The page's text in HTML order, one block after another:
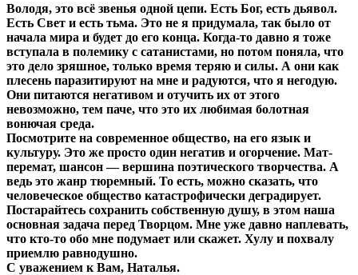
Володя, это всё звенья одной цепи. Есть Бог, есть дьявол.
Есть Свет и есть тьма. Это не я придумала, так было от
начала мира и будет до его конца. Когда-то давно я тоже
вступала в полемику с сатанистами, но потом поняла, что
это дело зряшное, только время теряю и силы. А они как
плесень паразитируют на мне и радуются, что я негодую.
Они питаются негативом и отучить их от этого
невозможно, тем паче, что это их любимая болотная
вонючая среда.
Посмотрите на современное общество, на его язык и
культуру. Это же просто один негатив и огорчение. Мат-
перемат, шансон — вершина поэтического творчества. А
ведь это жанр тюремный. То есть, можно сказать, что
человеческое общество катастрофически деградирует.
Постарайтесь сохранить собственную душу, в этом наша
основная задача перед Творцом. Мне уже давно наплевать,
что кто-то обо мне подумает или скажет. Хулу и похвалу
приемлю равнодушно.
С уважением к Вам, Наталья.